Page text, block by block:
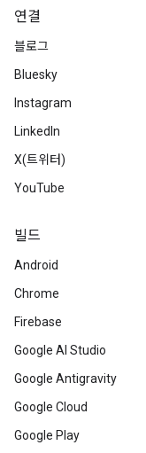
연결
블로그
Bluesky
Instagram
LinkedIn
X(트위터)
YouTube
빌드
Android
Chrome
Firebase
Google AI Studio
Google Antigravity
Google Cloud
Google Play